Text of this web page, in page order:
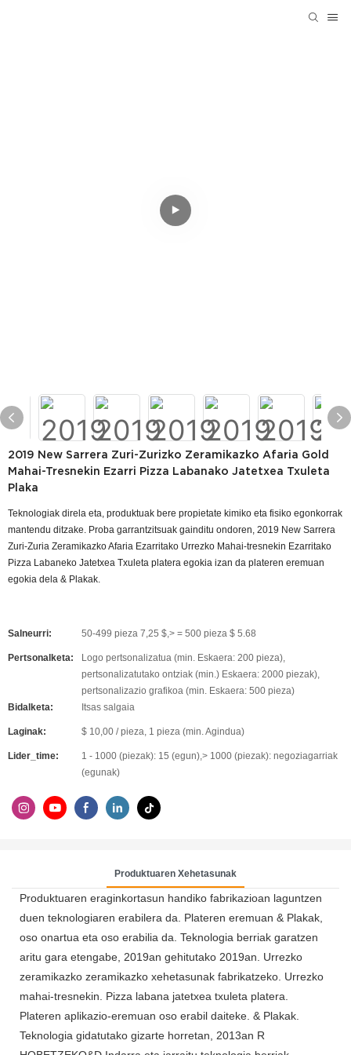
2019 New Sarrera Zuri-Zurizko Zeramikazko Afaria Gold
Mahai-Tresnekin Ezarri Pizza Labanako Jatetxea Txuleta
Plaka
Teknologiak direla eta, produktuak bere propietate kimiko eta fisiko egonkorrak
mantendu ditzake. Proba garrantzitsuak gainditu ondoren, 2019 New Sarrera
Zuri-Zuria Zeramikazko Afaria Ezarritako Urrezko Mahai-tresnekin Ezarritako
Pizza Labaneko Jatetxea Txuleta platera egokia izan da plateren eremuan
egokia dela & Plakak.
Salneurri: 50-499 pieza 7,25 $,> = 500 pieza $ 5.68
Pertsonalketa:
Logo pertsonalizatua (min. Eskaera: 200 pieza),
pertsonalizatutako ontziak (min.) Eskaera: 2000 piezak),
pertsonalizazio grafikoa (min. Eskaera: 500 pieza)
Bidalketa:
Itsas salgaia
Laginak: $ 10,00 / pieza, 1 pieza (min. Agindua)
Lider_time:
1 - 1000 (piezak): 15 (egun),> 1000 (piezak): negoziagarriak
(egunak)
Produktuaren Xehetasunak
Produktuaren eraginkortasun handiko fabrikazioan laguntzen
duen teknologiaren erabilera da. Plateren eremuan & Plakak,
oso onartua eta oso erabilia da. Teknologia berriak garatzen
aritu gara etengabe, 2019an gehitutako 2019an. Urrezko
zeramikazko zeramikazko xehetasunak fabrikatzeko. Urrezko
mahai-tresnekin. Pizza labana jatetxea txuleta platera.
Plateren aplikazio-eremuan oso erabil daiteke. & Plakak.
Teknologia gidatutako gizarte horretan, 2013an R